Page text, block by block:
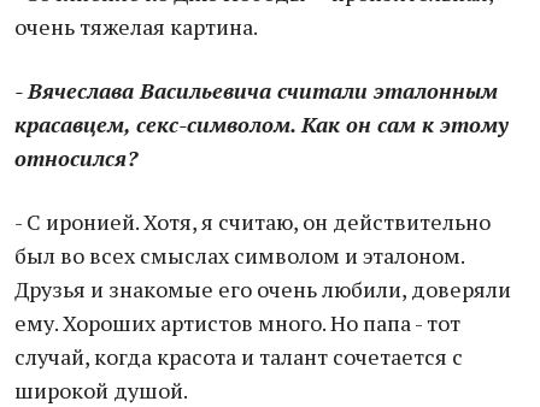
очень тяжелая картина.
- Вячеслава Васильевича считали эталонным
красавцем, секс-символом. Как он сам к этому
относился?
- С иронией. Хотя, я считаю, он действительно
был во всех смыслах символом и эталоном.
Друзья и знакомые его очень любили, доверяли
ему. Хороших артистов много. Но папа - тот
случай, когда красота и талант сочетается с
широкой душой.